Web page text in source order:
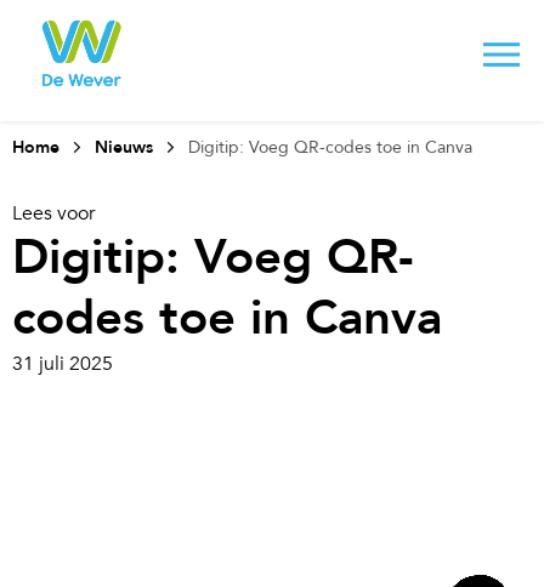
Home Nieuws Digitip: Voeg QR-codes toe in Canva
Lees voor
Digitip: Voeg QR-
codes toe in Canva
31 juli 2025